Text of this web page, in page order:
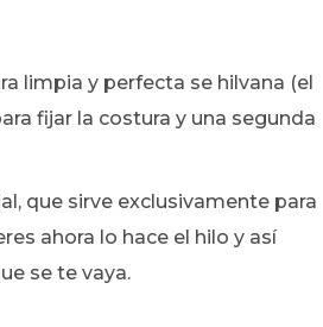
limpia y perfecta se hilvana (el
fijar la costura y una segunda
que sirve exclusivamente para
ahora lo hace el hilo y así
se te vaya.